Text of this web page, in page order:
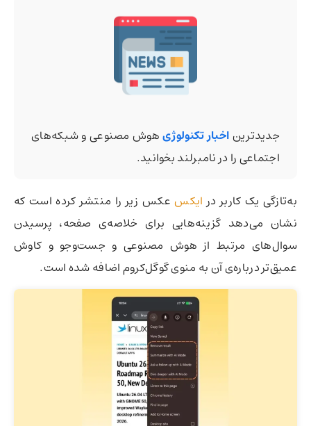
جدیدتریناخبار تکنولوژیهوش مصنوعی و شبکه‌های
اجتماعی را در نامبرلند بخوانید.
به‌تازگی یک کاربر در ایکسعکس زیر را منتشر کرده است که
نشان می‌دهد گزینه‌هایی برای خلاصه‌ی صفحه، پرسیدن
سوال‌های مرتبط از هوش مصنوعی و جست‌وجو و کاوش
عمیق‌تر درباره‌ی آن به منوی گوگل‌کروم اضافه شده است.